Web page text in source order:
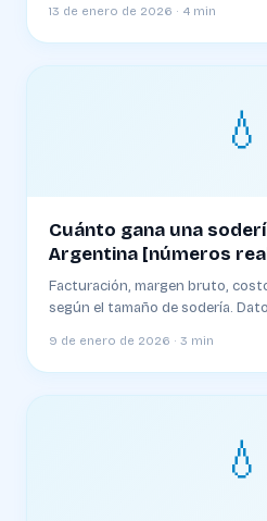
13 de enero de 2026 · 4 min
💧
Cuánto gana una
Argentina [números
Facturación, margen bruto,
según el tamaño de sodería.
9 de enero de 2026 · 3 min
💧